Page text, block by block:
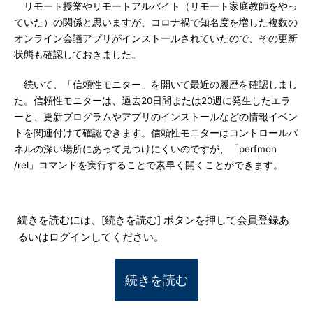
リモート授業やリモートアルバイト（リモート家庭教師をやっ
ていた）の関係と思いますが、コロナ禍で知名度を増した複数の
オンライン会議アプリがインストールされていたので、その更新
状態も確認しておきました。
続いて、「信頼性モニター」を開いて最近の履歴を確認しまし
た。信頼性モニターは、過去20日間または20週に発生したエラ
ーと、更新プログラムやアプリのインストールなどの情報イベン
トを関連付けて確認できます。信頼性モニターはコントロールパ
ネルの深い場所にあって見つけにくいのですが、「perfmon
/rel」コマンドを実行することで素早く開くことができます。
続きを読むには、[続きを読む] ボタンを押して会員登録あ
るいはログインしてください。
続きを読む